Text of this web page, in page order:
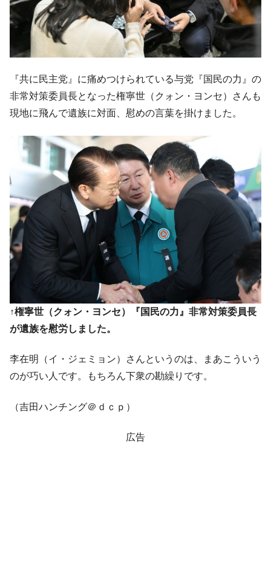
ドを掲げる「在韓反米勢力」
『Money1』
韓国政府「2035年までに18.4GW規模のAIデ
ータセンター整備」⇒ だから無理だってば。
JPモルガン「韓国レバレッジETFの清算は
ほぼ終わった」
『Money1』
韓国『国民年金公団』株価暴落で200兆蒸
発。
ャンペーン」⇒ あの名物教授も登場！
『Money1』
韓国「橋が落ちました」⇒ 耐久性「なさす
ぎ」では。
『Money1』
韓国鉄鋼最大手『POSCO』ズブズブ沈む。
営業利益80.2％も減少
『Money1』
米国下院「韓国の公務員個人をターゲット
にぶん殴る法案」提出！⇒ クーパン問題は合衆国企業に対
する差別。許してはおかぬ
『Money1』
韓国ボンクラ政策室長･金容範、株価暴落に
他人事のような発言。
『Money1』
韓国半導体『SKハイニックス』2026年2Qの
業績「史上最高益」当期純利益は前年同期比13.4倍に。
機 ⇒ 10.7兆では損が出るからできない。
『Money1』
【速報】韓国株式市場の暴落・本日07月29
発動！
半分未満しか雇用を生まない
『共に民主党』に痛めつけられている与党『国民の力』の
非常対策委員長となった権寧世（クォン・ヨンセ）さんも
現地に飛んで遺族に対面、慰めの言葉を掛けました。
↑権寧世（クォン・ヨンセ）『国民の力』非常対策委員長
が遺族を慰労しました。
李在明（イ・ジェミョン）さんというのは、まあこういう
のが巧い人です。もちろん下衆の勘繰りです。
（吉田ハンチング＠ｄｃｐ）
広告